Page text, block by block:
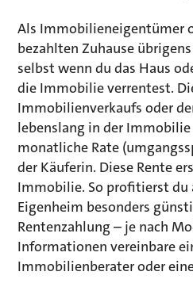
Als Immobilieneigentümer
bezahlten Zuhause
selbst wenn du das Haus
die Immobilie verrentest.
Immobilienverkaufs oder
lebenslang in der
monatliche Rate
der Käuferin. Diese Rente
Immobilie. So profitierst
Eigenheim besonders
Rentenzahlung – je nach
Informationen vereinbare
Immobilienberater oder